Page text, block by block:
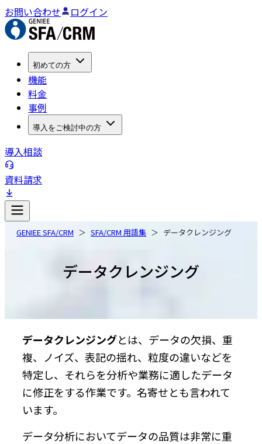
お問い合わせ ログイン
初めての方
機能
料金
事例
導入をご検討中の方
導入相談
資料請求
GENIEE SFA/CRM SFA/CRM 用語集 データクレンジング
データクレンジング
データクレンジングとは、データの欠損、重
複、ノイズ、表記の揺れ、粒度の違いなどを
特定し、それらを分析や業務に適したデータ
に修正をする作業です。名寄せとも言われて
います。
データ分析においてデータの品質は非常に重